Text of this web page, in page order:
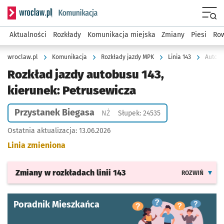
Serwis informacyjny wroclaw.pl podserwis: Komunikacja
Aktualności Rozkłady Komunikacja miejska Zmiany Piesi
wroclaw.pl Komunikacja Rozkłady jazdy MPK Linia 143
Rozkład jazdy autobusu 143,
kierunek: Petrusewicza
Przystanek Biegasa NŻPrzystanek na życzenie
Słupek: 24535
Ostatnia aktualizacja: 13.06.2026
Linia zmieniona
Zmiany w rozkładach linii 143 ROZWIŃ
Poradnik Mieszkańca